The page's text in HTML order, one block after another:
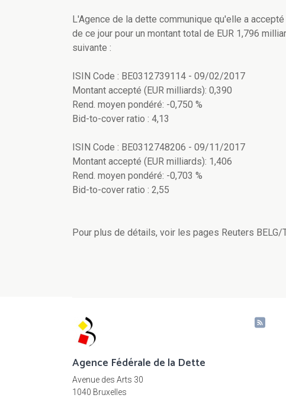
L'Agence de la dette communique qu'elle a
de ce jour pour un montant total de EUR 1,796
suivante :
ISIN Code : BE0312739114 - 09/02/2017
Montant accepté (EUR milliards): 0,390
Rend. moyen pondéré: -0,750 %
Bid-to-cover ratio : 4,13
ISIN Code : BE0312748206 - 09/11/2017
Montant accepté (EUR milliards): 1,406
Rend. moyen pondéré: -0,703 %
Bid-to-cover ratio : 2,55
Pour plus de détails, voir les pages Reuters
Agence Fédérale de la Dette
Avenue des Arts 30
1040 Bruxelles